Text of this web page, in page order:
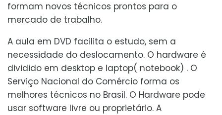
formam novos técnicos prontos para o
mercado de trabalho.
A aula em DVD facilita o estudo, sem a
necessidade do deslocamento. O hardware é
dividido em desktop e laptop( notebook) . O
Serviço Nacional do Comércio forma os
melhores técnicos no Brasil. O Hardware pode
usar software livre ou proprietário. A